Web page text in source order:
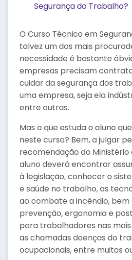
Segurança do Trabalho?
O Curso Técnico em
talvez um dos mais
necessidade é bastante
empresas precisam
cuidar da segurança dos
uma empresa, seja ela
entre outras.
Mas o que estuda o aluno
neste curso? Bem, a julgar
recomendação do Ministério
aluno deverá encontrar
à legislação, conhecer o
e saúde no trabalho, as
ao combate a incêndio, bem
prevenção, ergonomia e
para trabalhadores nas
as chamadas doenças do
ocupacionais, entre muitos